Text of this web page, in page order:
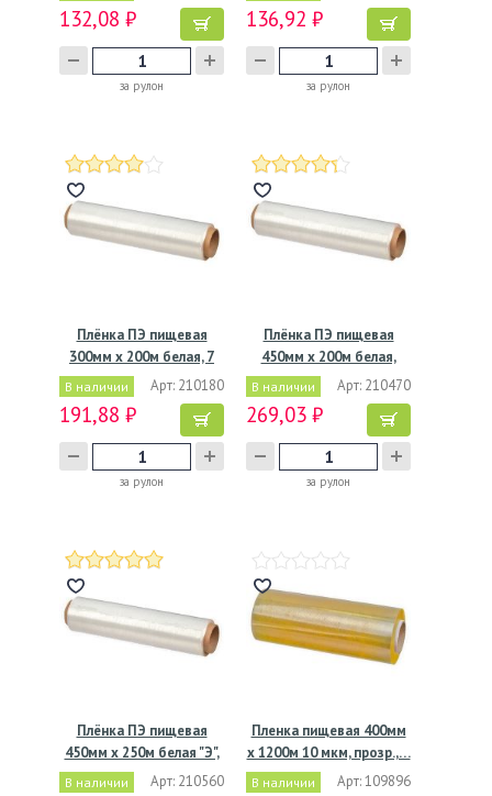
132,08 ₽
за рулон
136,92 ₽
за рулон
Плёнка ПЭ пищевая
300мм х 200м белая, 7
мкм
В наличии Арт: 210180
191,88 ₽
за рулон
Плёнка ПЭ пищевая
450мм х 200м белая,
7мкм,…
В наличии Арт: 210470
269,03 ₽
за рулон
Плёнка ПЭ пищевая
450мм х 250м белая "Э",
7…
В наличии Арт: 210560
Пленка пищевая 400мм
х 1200м 10 мкм, прозр.,…
В наличии Арт: 109896